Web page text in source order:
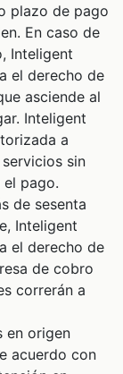
plazo de pago
En caso de
Inteligent
el derecho de
asciende al
Inteligent
a
sin
pago.
de sesenta
Inteligent
el derecho de
de cobro
correrán a
en origen
acuerdo con